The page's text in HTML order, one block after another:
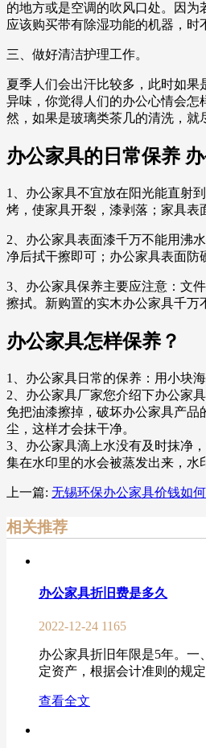
的地方或是空调的吹风口处。因
应该购买带有除湿功能的机器，时
三、做好清洁护理工作。
夏季人们会出汗比较多，此时如
异味，你觉得人们的办公心情会
然，如果是玻璃类茶几的清洗，就
办公家具的日常保养
1、办公家具不宜放在阳光能直射
烤，使家具开裂，漆剥落；家具表
2、办公家具表面漆千万不能用沸
净后拭干擦即可；办公家具表面防
3、办公家具保养主要应注意：文
擦拭。新购置的实木办公家具千万
办公家具怎样保养？
1、办公家具日常的保养：用小块
2、办公家具厂家您介绍下办公家
免把油漆擦掉，破坏办公家具产
尘，这样才会抹干净。
3、办公家具滴上水没有及时抹净
集在水印里的水会被蒸发出来，水
上一篇: 无锡环保办公家具价钱如何
相关推荐
办公家具折旧费是多久
2022-12-24 1165
办公家具折旧年限是5年。
定资产，根据会计准则的规
查看全文